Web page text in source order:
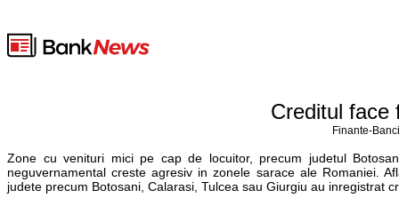
Creditul face
Finante-
Zone cu venituri mici pe cap de locuitor, precum judetul
neguvernamental creste agresiv in zonele sarace ale Romaniei.
judete precum Botosani, Calarasi, Tulcea sau Giurgiu au inregistrat